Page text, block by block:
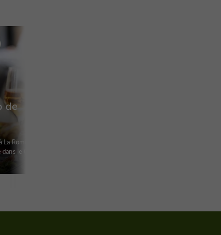
de
Romieu -
le Gers